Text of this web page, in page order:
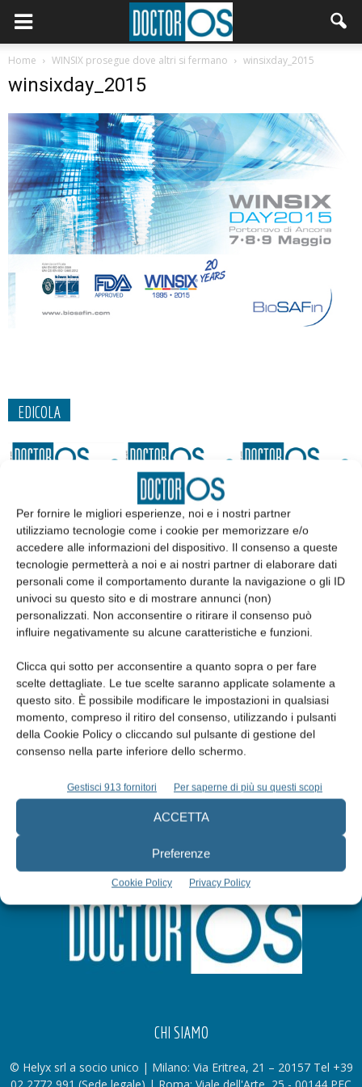
Per fornire le migliori esperienze, noi e i nostri partner
utilizziamo tecnologie come i cookie per memorizzare e/o
accedere alle informazioni del dispositivo. Il consenso a queste
tecnologie permetterà a noi e ai nostri partner di elaborare dati
personali come il comportamento durante la navigazione o gli ID
univoci su questo sito e di mostrare annunci (non)
personalizzati. Non acconsentire o ritirare il consenso può
influire negativamente su alcune caratteristiche e funzioni.
Clicca qui sotto per acconsentire a quanto sopra o per fare
scelte dettagliate. Le tue scelte saranno applicate solamente a
questo sito. È possibile modificare le impostazioni in qualsiasi
momento, compreso il ritiro del consenso, utilizzando i pulsanti
della Cookie Policy o cliccando sul pulsante di gestione del
consenso nella parte inferiore dello schermo.
Gestisci 913 fornitori Per saperne di più su questi scopi
ACCETTA
Preferenze
Cookie Policy Privacy Policy
Home WINSIX prosegue dove altri si fermano winsixday_2015
winsixday_2015
EDICOLA
Edicola web
Abbonati
Iscriviti alla newsletter
CHI SIAMO
© Helyx srl a socio unico | Milano: Via Eritrea, 21 – 20157 Tel +39